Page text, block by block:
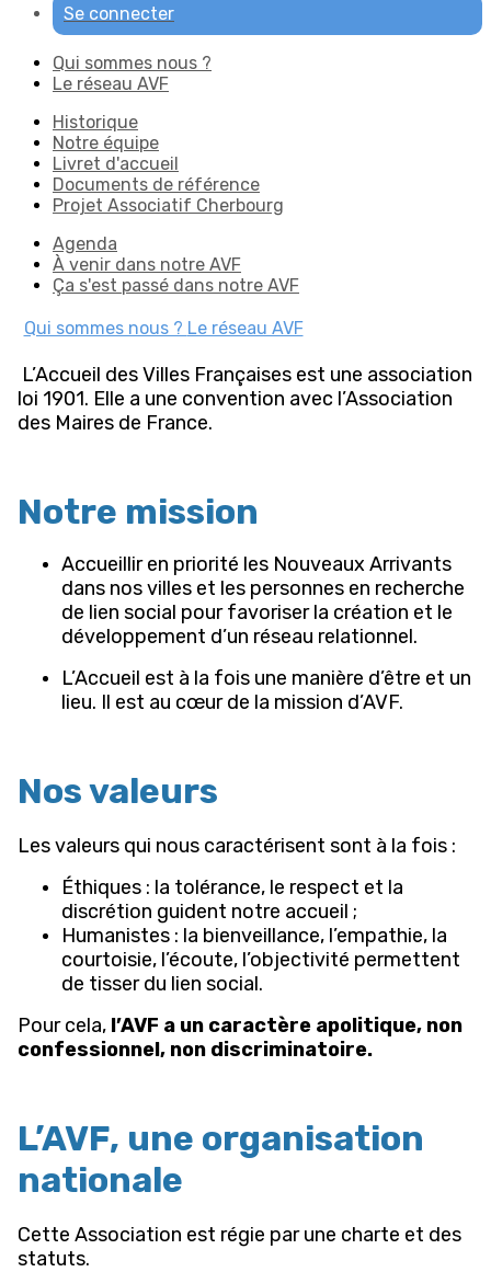
Se connecter
Qui sommes nous ?
Le réseau AVF
Historique
Notre équipe
Livret d'accueil
Documents de référence
Projet Associatif Cherbourg
Agenda
À venir dans notre AVF
Ça s'est passé dans notre AVF
Qui sommes nous ? Le réseau AVF
L’Accueil des Villes Françaises est une association
loi 1901. Elle a une convention avec l’Association
des Maires de France.
Notre mission
Accueillir en priorité les Nouveaux Arrivants
dans nos villes et les personnes en recherche
de lien social pour favoriser la création et le
développement d’un réseau relationnel.
L’Accueil est à la fois une manière d’être et un
lieu. Il est au cœur de la mission d’AVF.
Nos valeurs
Les valeurs qui nous caractérisent sont à la fois :
Éthiques : la tolérance, le respect et la
discrétion guident notre accueil ;
Humanistes : la bienveillance, l’empathie, la
courtoisie, l’écoute, l’objectivité permettent
de tisser du lien social.
Pour cela, l’AVF a un caractère apolitique, non
confessionnel, non discriminatoire.
L’AVF, une organisation
nationale
Cette Association est régie par une charte et des
statuts.